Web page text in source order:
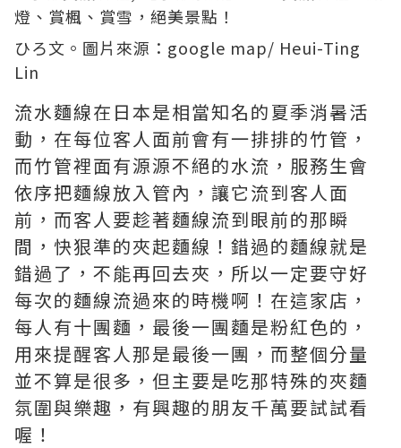
ひろ文。圖片來源： google map/ Heui-Ting
Lin
流水麵線在日本是相當知名的夏季消暑活
動，在每位客人面前會有一排排的竹管，
而竹管裡面有源源不絕的水流，服務生會
依序把麵線放入管內，讓它流到客人面
前，而客人要趁著麵線流到眼前的那瞬
間，快狠準的夾起麵線！錯過的麵線就是
錯過了，不能再回去夾，所以一定要守好
每次的麵線流過來的時機啊！在這家店，
每人有十團麵，最後一團麵是粉紅色的，
用來提醒客人那是最後一團，而整個分量
並不算是很多，但主要是吃那特殊的夾麵
氛圍與樂趣，有興趣的朋友千萬要試試看
喔！